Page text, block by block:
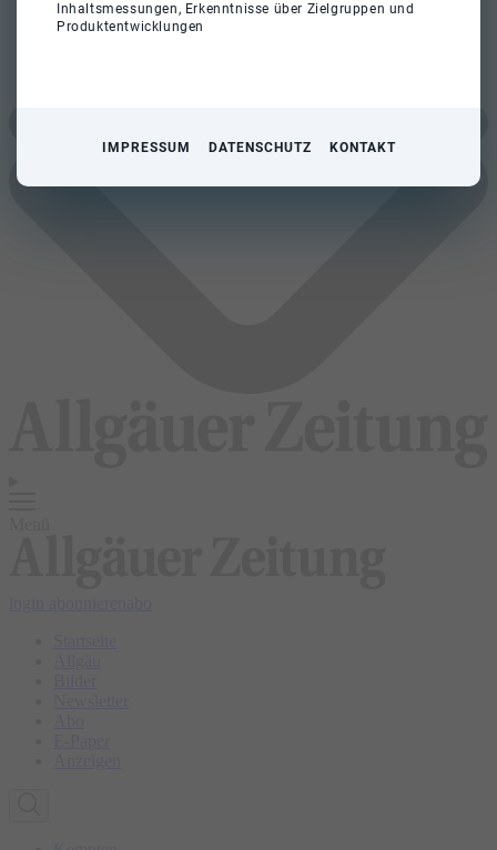
Inhaltsmessungen, Erkenntnisse über Zielgruppen und
Produktentwicklungen
IMPRESSUM DATENSCHUTZ KONTAKT